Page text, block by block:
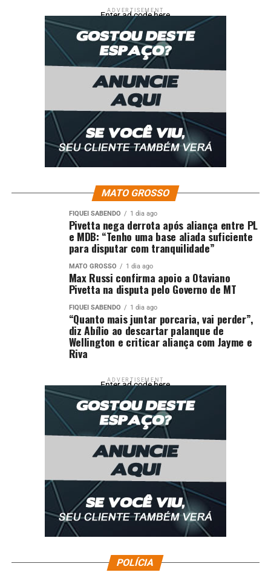
Mais informações sobre o Prêmio Jabuti Acadêmico
estão na página da Câmara Brasileira do Livro, no
endereço:cbl.org.br .
* Supervisão de Roberta Lopes
Fonte: EBC Cultura
Comentários
RELATED TOPICS: ATÉ CULTURA DESTAQUE
INSCRIÇÕES
PRÊMIOJABUTIACADÊMICO
PF conclui gestão à frente da Secretaria-Executiva da
AMERIPOL em cerimônia em Bogotá
FICCO/SC apreende fuzil e prende suspeito de homicídio
na fronteira do Paraguai
ADVERTISEMENT
Enter ad code here
MATO GROSSO
FIQUEI SABENDO 1 dia ago
Pivetta nega derrota após aliança entre PL
e MDB: “Tenho uma base aliada suficiente
para disputar com tranquilidade”
MATO GROSSO 1 dia ago
Max Russi confirma apoio a Otaviano
Pivetta na disputa pelo Governo de MT
FIQUEI SABENDO 1 dia ago
“Quanto mais juntar porcaria, vai perder”,
diz Abílio ao descartar palanque de
Wellington e criticar aliança com Jayme e
Riva
ADVERTISEMENT
Enter ad code here
POLÍCIA